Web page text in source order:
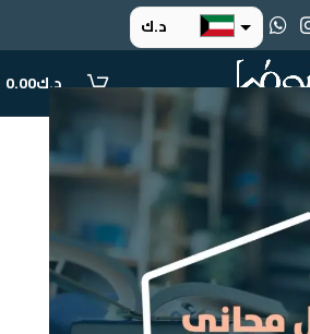
د.ك
ر.س
.د.ب
د.ك0.00